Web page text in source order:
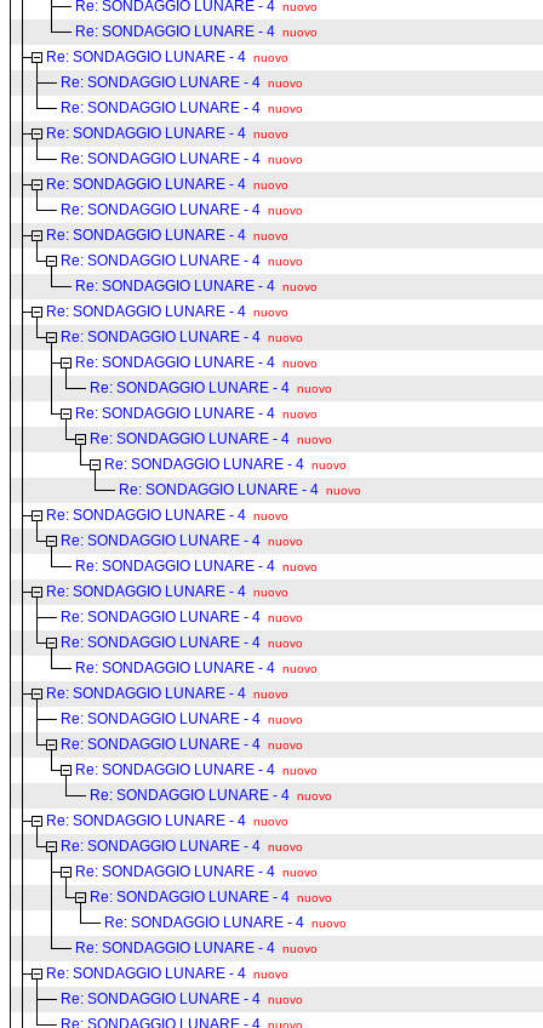
Re: SONDAGGIO LUNARE - 4 nuovo
Re: SONDAGGIO LUNARE - 4 nuovo
Re: SONDAGGIO LUNARE - 4 nuovo
Re: SONDAGGIO LUNARE - 4 nuovo
Re: SONDAGGIO LUNARE - 4 nuovo
Re: SONDAGGIO LUNARE - 4 nuovo
Re: SONDAGGIO LUNARE - 4 nuovo
Re: SONDAGGIO LUNARE - 4 nuovo
Re: SONDAGGIO LUNARE - 4 nuovo
Re: SONDAGGIO LUNARE - 4 nuovo
Re: SONDAGGIO LUNARE - 4 nuovo
Re: SONDAGGIO LUNARE - 4 nuovo
Re: SONDAGGIO LUNARE - 4 nuovo
Re: SONDAGGIO LUNARE - 4 nuovo
Re: SONDAGGIO LUNARE - 4 nuovo
Re: SONDAGGIO LUNARE - 4 nuovo
Re: SONDAGGIO LUNARE - 4 nuovo
Re: SONDAGGIO LUNARE - 4 nuovo
Re: SONDAGGIO LUNARE - 4 nuovo
Re: SONDAGGIO LUNARE - 4 nuovo
Re: SONDAGGIO LUNARE - 4 nuovo
Re: SONDAGGIO LUNARE - 4 nuovo
Re: SONDAGGIO LUNARE - 4 nuovo
Re: SONDAGGIO LUNARE - 4 nuovo
Re: SONDAGGIO LUNARE - 4 nuovo
Re: SONDAGGIO LUNARE - 4 nuovo
Re: SONDAGGIO LUNARE - 4 nuovo
Re: SONDAGGIO LUNARE - 4 nuovo
Re: SONDAGGIO LUNARE - 4 nuovo
Re: SONDAGGIO LUNARE - 4 nuovo
Re: SONDAGGIO LUNARE - 4 nuovo
Re: SONDAGGIO LUNARE - 4 nuovo
Re: SONDAGGIO LUNARE - 4 nuovo
Re: SONDAGGIO LUNARE - 4 nuovo
Re: SONDAGGIO LUNARE - 4 nuovo
Re: SONDAGGIO LUNARE - 4 nuovo
Re: SONDAGGIO LUNARE - 4 nuovo
Re: SONDAGGIO LUNARE - 4 nuovo
Re: SONDAGGIO LUNARE - 4 nuovo
Re: SONDAGGIO LUNARE - 4 nuovo
Re: SONDAGGIO LUNARE - 4 nuovo